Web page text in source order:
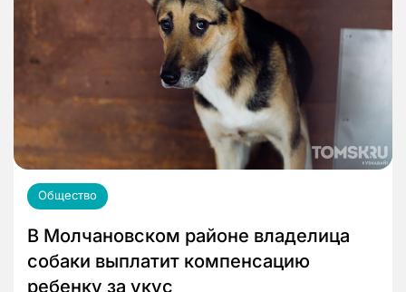
Общество
В Молчановском районе владелица
собаки выплатит компенсацию
ребенку за укус